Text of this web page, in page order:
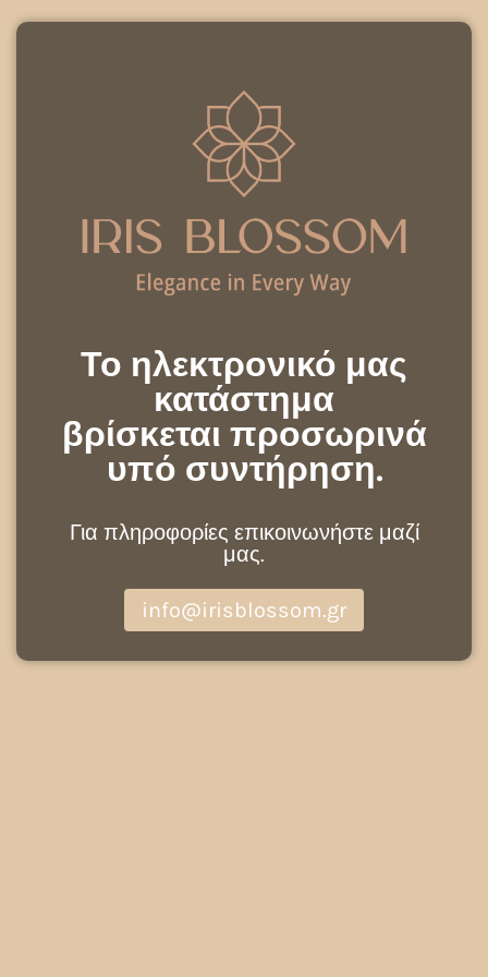
Το ηλεκτρονικό μας
κατάστημα
βρίσκεται προσωρινά
υπό συντήρηση.
Για πληροφορίες επικοινωνήστε μαζί
μας.
info@irisblossom.gr